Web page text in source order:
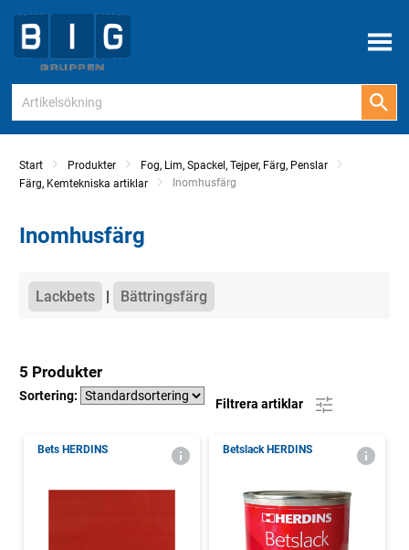
Meny
Start Produkter
Fog, Lim, Spackel, Tejper, Färg, Penslar
Färg, Kemtekniska artiklar
Current:
Inomhusfärg
Inomhusfärg
Kategorier
Lackbets Bättringsfärg
5 Produkter
Sortering:
Filtrera artiklar
Bets HERDINS Betslack HERDINS